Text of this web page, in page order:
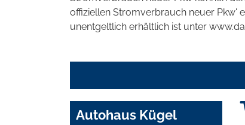
offiziellen Stromverbrauch neuer Pkw'
unentgeltlich erhältlich ist unter
Autohaus Kügel